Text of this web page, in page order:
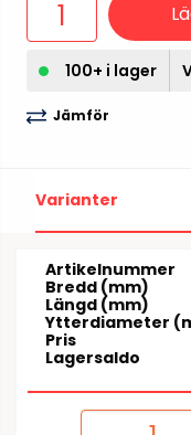
100+ i lager
Jämför
Varianter
Artikelnummer
Bredd (mm)
Längd (mm)
Ytterdiameter
Pris
Lagersaldo